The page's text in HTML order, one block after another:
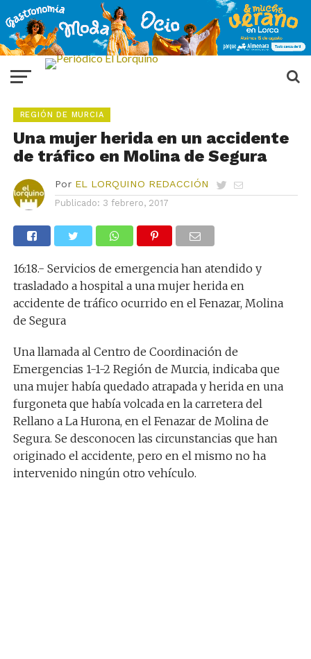
REGIÓN DE MURCIA
Una mujer herida en un accidente
de tráfico en Molina de Segura
Por EL LORQUINO REDACCIÓN
Publicado: 3 febrero, 2017
16:18.- Servicios de emergencia han atendido y
trasladado a hospital a una mujer herida en
accidente de tráfico ocurrido en el Fenazar, Molina
de Segura
Una llamada al Centro de Coordinación de
Emergencias 1-1-2 Región de Murcia, indicaba que
una mujer había quedado atrapada y herida en una
furgoneta que había volcada en la carretera del
Rellano a La Hurona, en el Fenazar de Molina de
Segura. Se desconocen las circunstancias que han
originado el accidente, pero en el mismo no ha
intervenido ningún otro vehículo.